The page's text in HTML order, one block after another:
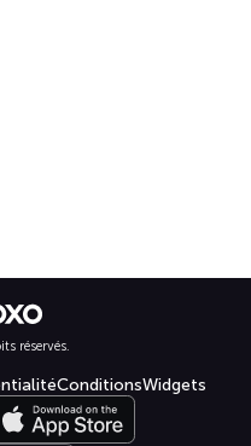
réservés.
ConditionsWidgets